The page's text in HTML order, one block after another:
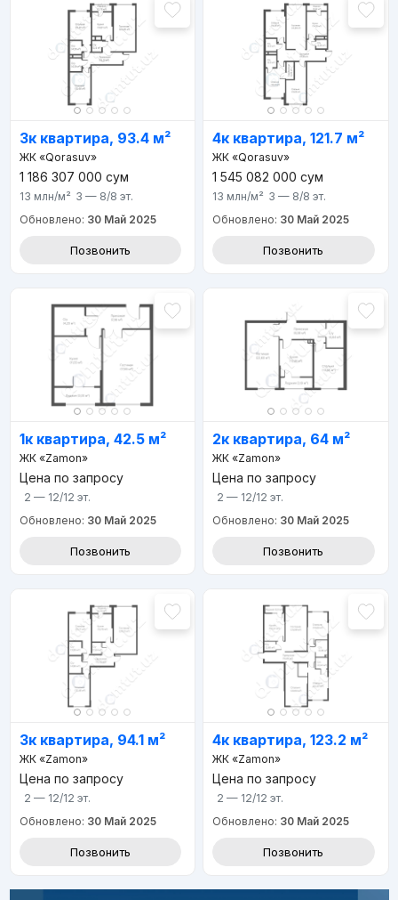
3к квартира, 93.4 м²
ЖК «Qorasuv»
1 186 307 000 сум
13 млн/м² 3 — 8/8 эт.
Обновлено: 30 Май 2025
Позвонить
4к квартира, 121.7 м²
ЖК «Qorasuv»
1 545 082 000 сум
13 млн/м² 3 — 8/8 эт.
Обновлено: 30 Май 2025
Позвонить
1к квартира, 42.5 м²
ЖК «Zamon»
Цена по запросу
2 — 12/12 эт.
Обновлено: 30 Май 2025
Позвонить
2к квартира, 64 м²
ЖК «Zamon»
Цена по запросу
2 — 12/12 эт.
Обновлено: 30 Май 2025
Позвонить
3к квартира, 94.1 м²
ЖК «Zamon»
Цена по запросу
2 — 12/12 эт.
Обновлено: 30 Май 2025
Позвонить
4к квартира, 123.2 м²
ЖК «Zamon»
Цена по запросу
2 — 12/12 эт.
Обновлено: 30 Май 2025
Позвонить